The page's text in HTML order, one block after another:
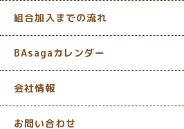
組合加入までの流れ
BAsagaカレンダー
会社情報
お問い合わせ